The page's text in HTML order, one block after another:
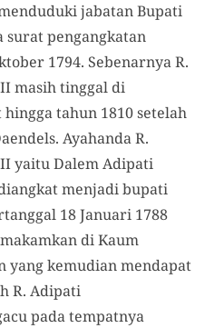
jabatan Bupati
surat pengangkatan
1794. Sebenarnya R.
masih tinggal di
tahun 1810 setelah
Ayahanda R.
yaitu Dalem Adipati
menjadi bupati
18 Januari 1788
di Kaum
yang kemudian mendapat
R. Adipati
pada tempatnya